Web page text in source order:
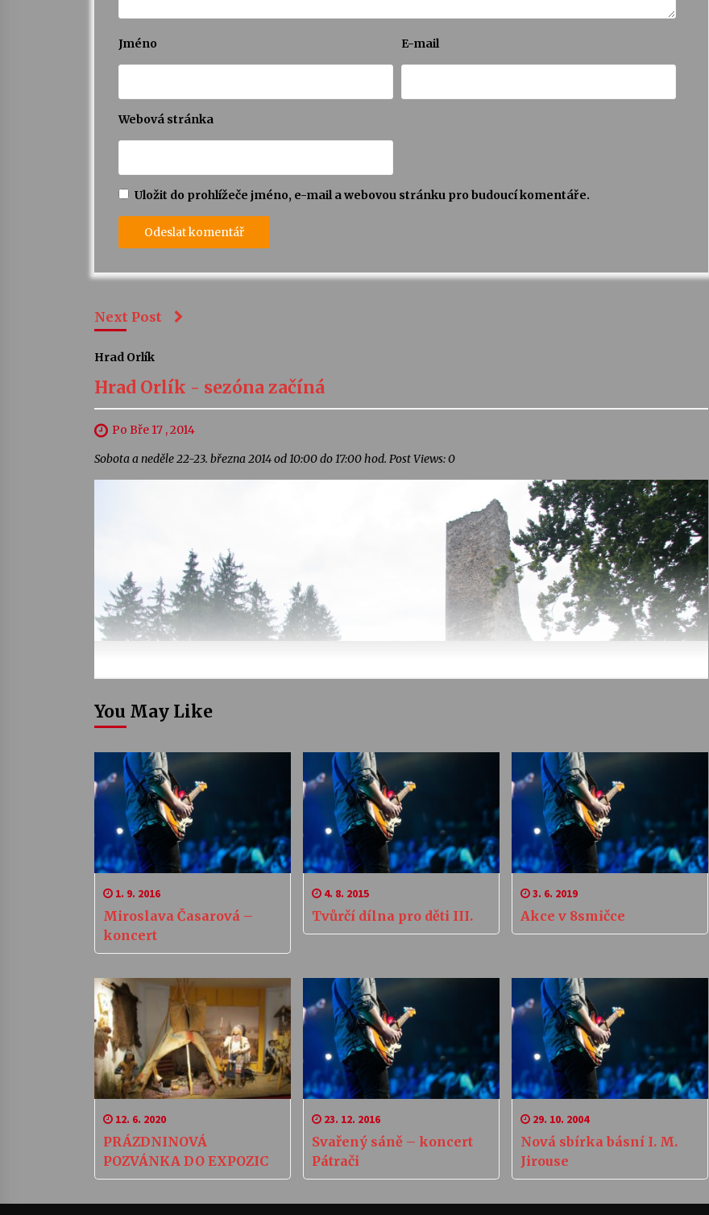
Jméno E-mail
Webová stránka
Uložit do prohlížeče jméno, e-mail a webovou stránku pro budoucí komentáře.
Next Post
Hrad Orlík
Hrad Orlík - sezóna začíná
Po Bře 17 , 2014
Sobota a neděle 22-23. března 2014 od 10:00 do 17:00 hod. Post Views: 0
You May Like
1. 9. 2016
Miroslava Časarová –
koncert
4. 8. 2015
Tvůrčí dílna pro děti III.
3. 6. 2019
Akce v 8smičce
12. 6. 2020
PRÁZDNINOVÁ
POZVÁNKA DO EXPOZIC
23. 12. 2016
Svařený sáně – koncert
Pátrači
29. 10. 2004
Nová sbírka básní I. M.
Jirouse